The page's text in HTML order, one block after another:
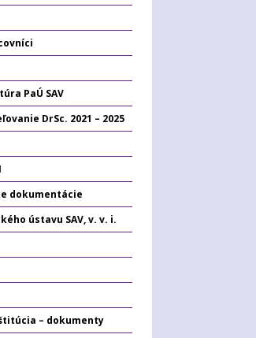
PaÚ SAV
DrSc. 2021 – 2025
dokumentácie
ústavu SAV, v. v. i.
– dokumenty